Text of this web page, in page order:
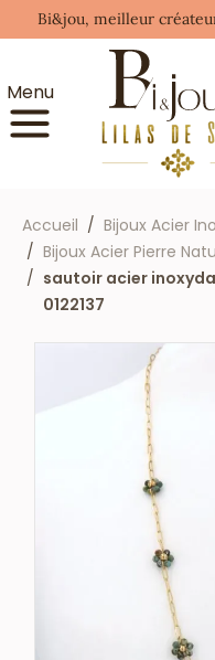
Bi&jou, meilleur
Menu
Accueil
Bijoux Acier
Bijoux Acier Pierre
sautoir acier
0122137